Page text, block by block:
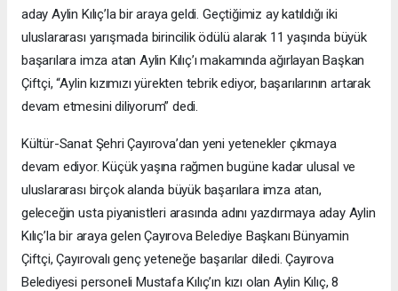
aday Aylin Kılıç’la bir araya geldi. Geçtiğimiz ay katıldığı iki
uluslararası yarışmada birincilik ödülü alarak 11 yaşında büyük
başarılara imza atan Aylin Kılıç’ı makamında ağırlayan Başkan
Çiftçi, “Aylin kızımızı yürekten tebrik ediyor, başarılarının artarak
devam etmesini diliyorum” dedi.
Kültür-Sanat Şehri Çayırova’dan yeni yetenekler çıkmaya
devam ediyor. Küçük yaşına rağmen bugüne kadar ulusal ve
uluslararası birçok alanda büyük başarılara imza atan,
geleceğin usta piyanistleri arasında adını yazdırmaya aday Aylin
Kılıç’la bir araya gelen Çayırova Belediye Başkanı Bünyamin
Çiftçi, Çayırovalı genç yeteneğe başarılar diledi. Çayırova
Belediyesi personeli Mustafa Kılıç’ın kızı olan Aylin Kılıç, 8